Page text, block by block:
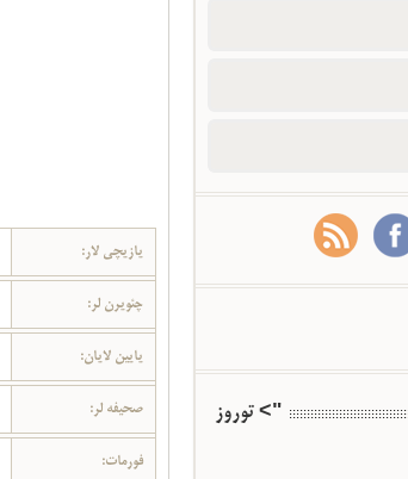
یازیچی لار:
چئویرن لر:
یایین لایان:
صحیفه لر:
فورمات:
"> توروز